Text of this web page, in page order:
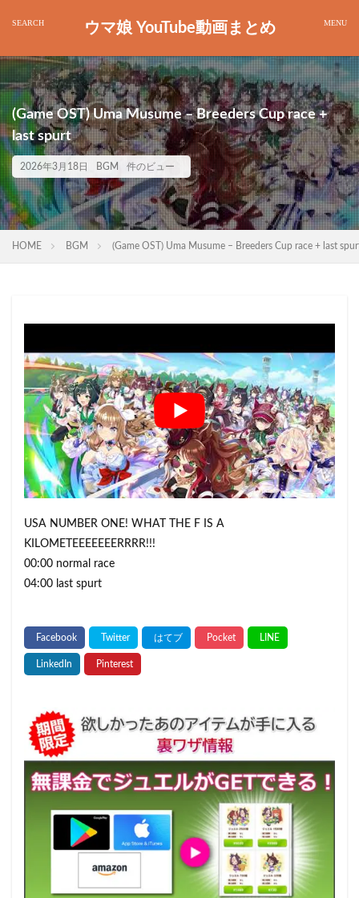
ウマ娘 YouTube動画まとめ
(Game OST) Uma Musume – Breeders Cup race +
last spurt
2026年3月18日 BGM 件のビュー
HOME BGM (Game OST) Uma Musume – Breeders Cup race + last
USA NUMBER ONE! WHAT THE F IS A
KILOMETEEEEEEERRRR!!!
00:00 normal race
04:00 last spurt